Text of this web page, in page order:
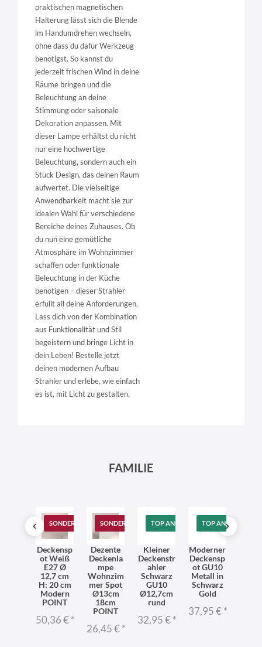
praktischen magnetischen
Halterung lässt sich die Blende
im Handumdrehen wechseln,
ohne dass du dafür Werkzeug
benötigst. So kannst du
jederzeit frischen Wind in deine
Räume bringen und die
Beleuchtung an deine
Stimmung oder saisonale
Dekoration anpassen. Mit
dieser Lampe erhältst du nicht
nur eine hochwertige
Beleuchtung, sondern auch ein
Stück Design, das deinen Raum
aufwertet. Die vielseitige
Anwendbarkeit macht sie zur
idealen Wahl für verschiedene
Bereiche deines Zuhauses. Ob
du nun eine gemütliche
Atmosphäre im Wohnzimmer
schaffen oder funktionale
Beleuchtung in der Küche
benötigen – dieser Strahler
erfüllt all deine Anforderungen.
Lass dich von der Kombination
aus Funktionalität und Stil
begeistern und bringe Licht in
dein Leben! Bestelle jetzt
deinen modernen Aufbau
Strahler und erlebe, wie einfach
es ist, mit Licht zu gestalten.
FAMILIE
ANGEBOT SONDERANGEBOT
Deckensp
ot Weiß
E27 Ø
12,7 cm
H: 20 cm
Modern
POINT
50,36 €*
SONDERANGEBOT
Dezente
Deckenla
mpe
Wohnzim
mer Spot
Ø13cm
18cm
POINT
26,45 €*
TOP ANGEBOT
Kleiner
Deckenstr
ahler
Schwarz
GU10
Ø12,7cm
rund
32,95 €*
TOP ANGEBOT
Moderner
Deckensp
ot GU10
Metall in
Schwarz
Gold
37,95 €*